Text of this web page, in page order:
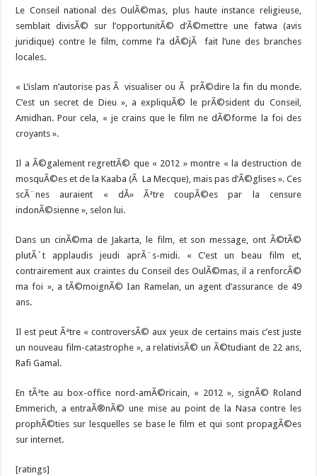
Le Conseil national des OulÃ©mas, plus haute instance religieuse,
semblait divisÃ© sur l’opportunitÃ© d’Ã©mettre une fatwa (avis
juridique) contre le film, comme l’a dÃ©jÃ fait l’une des branches
locales.
« L’islam n’autorise pas Ã visualiser ou Ã prÃ©dire la fin du monde.
C’est un secret de Dieu », a expliquÃ© le prÃ©sident du Conseil,
Amidhan. Pour cela, « je crains que le film ne dÃ©forme la foi des
croyants ».
Il a Ã©galement regrettÃ© que « 2012 » montre « la destruction de
mosquÃ©es et de la Kaaba (Ã La Mecque), mais pas d’Ã©glises ». Ces
scÃ¨nes auraient « dÃ» Ãªtre coupÃ©es par la censure
indonÃ©sienne », selon lui.
Dans un cinÃ©ma de Jakarta, le film, et son message, ont Ã©tÃ©
plutÃ´t applaudis jeudi aprÃ¨s-midi. « C’est un beau film et,
contrairement aux craintes du Conseil des OulÃ©mas, il a renforcÃ©
ma foi », a tÃ©moignÃ© Ian Ramelan, un agent d’assurance de 49
ans.
Il est peut Ãªtre « controversÃ© aux yeux de certains mais c’est juste
un nouveau film-catastrophe », a relativisÃ© un Ã©tudiant de 22 ans,
Rafi Gamal.
En tÃªte au box-office nord-amÃ©ricain, « 2012 », signÃ© Roland
Emmerich, a entraÃ®nÃ© une mise au point de la Nasa contre les
prophÃ©ties sur lesquelles se base le film et qui sont propagÃ©es
sur internet.
[ratings]